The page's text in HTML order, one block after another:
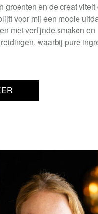
groenten en de creativiteit
voor mij een mooie
met verfijnde smaken en
waarbij pure